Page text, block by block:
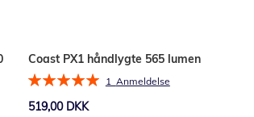
Coast PX1 håndlygte 565 lumen
Bedømmelse:
1 Anmeldelse
519,00 DKK